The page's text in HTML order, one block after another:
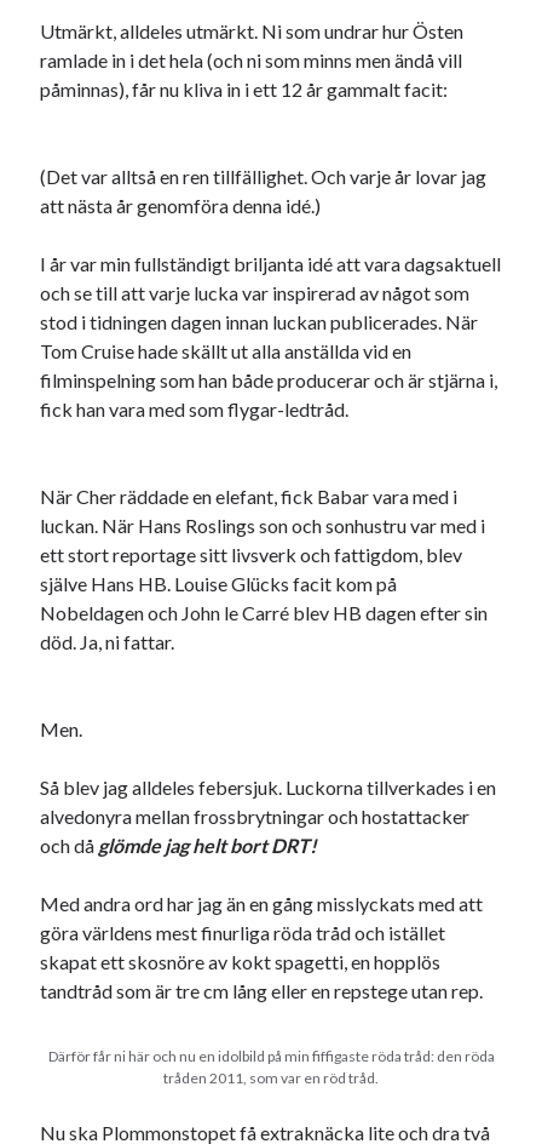
Dessa har något gemensamt
Onödiga citattecken
Dessa har något helt annat gemensamt
En amerikansk språkpolis
Fula biblioteksböcker
Egna länkar
Den stora bloggläsarvärvsveckan
Godisbrödet från himlen
Köttfärslimpan på allas läppar
Länkskolan
Lotten som Sommarpratare (i fantasin alltså: grupp på FB)
Vad ska du laga för mat idag? (Recept!)
Meta
Flöde för inlägg
Flöde för kommentarer
WordPress.org
Utmärkt, alldeles utmärkt. Ni som undrar hur Östen
ramlade in i det hela (och ni som minns men ändå vill
påminnas), får nu kliva in i ett 12 år gammalt facit:
(Det var alltså en ren tillfällighet. Och varje år lovar jag
att nästa år genomföra denna idé.)
I år var min fullständigt briljanta idé att vara dagsaktuell
och se till att varje lucka var inspirerad av något som
stod i tidningen dagen innan luckan publicerades. När
Tom Cruise hade skällt ut alla anställda vid en
filminspelning som han både producerar och är stjärna i,
fick han vara med som flygar-ledtråd.
När Cher räddade en elefant, fick Babar vara med i
luckan. När Hans Roslings son och sonhustru var med i
ett stort reportage sitt livsverk och fattigdom, blev
själve Hans HB. Louise Glücks facit kom på
Nobeldagen och John le Carré blev HB dagen efter sin
död. Ja, ni fattar.
Men.
Så blev jag alldeles febersjuk. Luckorna tillverkades i en
alvedonyra mellan frossbrytningar och hostattacker
och då glömde jag helt bort DRT!
Med andra ord har jag än en gång misslyckats med att
göra världens mest finurliga röda tråd och istället
skapat ett skosnöre av kokt spagetti, en hopplös
tandtråd som är tre cm lång eller en repstege utan rep.
Därför får ni här och nu en idolbild på min fiffigaste röda tråd: den röda
tråden 2011, som var en röd tråd.
Nu ska Plommonstopet få extraknäcka lite och dra två